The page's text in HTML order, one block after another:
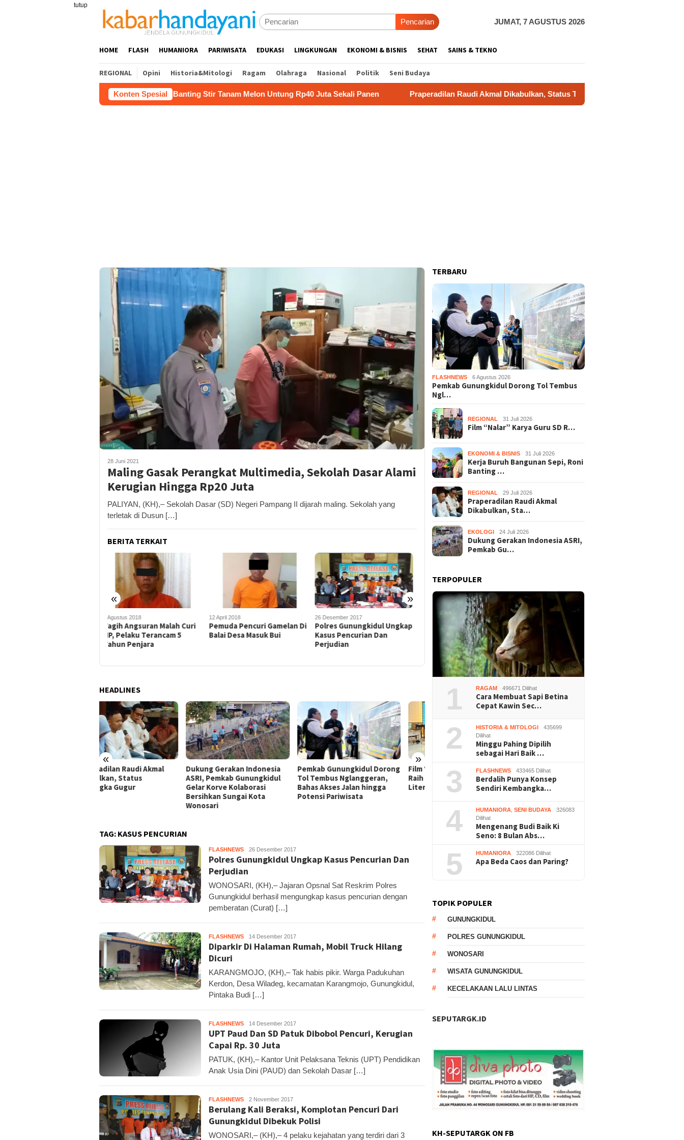
tutup
Pencarian JUMAT, 7 AGUSTUS 2026
HOME FLASH HUMANIORA PARIWISATA EDUKASI LINGKUNGAN EKONOMI & BISNIS SEHAT SAINS & TEKNO
REGIONAL Opini Historia&Mitologi Ragam Olahraga Nasional Politik Seni Budaya
Konten Spesial
Kerja Buruh Bangunan Sepi, Roni Banting Stir Tanam Melon Untung Rp40 Juta Sekali Panen Praperadilan Raudi Akmal Dikabulkan, Status Tersangka Gugur
28 Juni 2021
Maling Gasak Perangkat Multimedia, Sekolah Dasar Alami
Kerugian Hingga Rp20 Juta
PALIYAN, (KH),– Sekolah Dasar (SD) Negeri Pampang II dijarah maling. Sekolah yang
terletak di Dusun […]
BERITA TERKAIT
« »
12 April 2018
Pemuda Pencuri Gamelan Di
Balai Desa Masuk Bui
26 Desember 2017
Polres Gunungkidul Ungkap
Kasus Pencurian Dan
14 Desember 2017
Diparkir Di Halaman Rumah,
Mobil Truck Hilang Dicuri
1 Januari 2021
Saat Hendak Dibobol Alarm
Kotak Infak Berbunyi,
Pencuri Berhasil Diringkus
Warga
25 Oktober 2019
Curi 3 HP Dan Uang Rp. 10
Juta, Penjual Angkringan
Dibekuk Polisi
HEADLINES
« »
Dukung Gerakan Indonesia
ASRI, Pemkab Gunungkidul
Gelar Korve Kolaborasi
Pemkab Gunungkidul Dorong
Tol Tembus Nglanggeran,
Bahas Akses Jalan hingga
Potensi Pariwisata
Film “Nalar” Karya Guru SD
Raih Juara 1 Lomba Video
Literasi Gunungkidul 2026
Kerja Buruh Bangunan Sepi,
Roni Banting Stir Tanam
Melon Untung Rp40 Juta
Praperadilan Raudi Akmal
Dikabulkan, Status
Tersangka Gugur
TAG: KASUS PENCURIAN
FLASHNEWS Kandar
26 Desember 2017
Polres Gunungkidul Ungkap Kasus Pencurian Dan
Perjudian
WONOSARI, (KH),– Jajaran Opsnal Sat Reskrim Polres
Gunungkidul berhasil mengungkap kasus pencurian dengan
pemberatan (Curat) […]
FLASHNEWS Kandar
14 Desember 2017
Diparkir Di Halaman Rumah, Mobil Truck Hilang
Dicuri
KARANGMOJO, (KH),– Tak habis pikir. Warga Padukuhan
Kerdon, Desa Wiladeg, kecamatan Karangmojo, Gunungkidul,
Pintaka Budi […]
FLASHNEWS Kandar
14 Desember 2017
UPT Paud Dan SD Patuk Dibobol Pencuri, Kerugian
Capai Rp. 30 Juta
PATUK, (KH),– Kantor Unit Pelaksana Teknis (UPT) Pendidikan
Anak Usia Dini (PAUD) dan Sekolah Dasar […]
FLASHNEWS Kandar
2 November 2017
Berulang Kali Beraksi, Komplotan Pencuri Dari
Gunungkidul Dibekuk Polisi
WONOSARI,– (KH),– 4 pelaku kejahatan yang terdiri dari 3
TERBARU
FLASHNEWS 6 Agustus 2026
Pemkab Gunungkidul Dorong Tol Tembus
Ngl…
REGIONAL 31 Juli 2026
Film “Nalar” Karya Guru SD R…
EKONOMI & BISNIS 31 Juli 2026
Kerja Buruh Bangunan Sepi, Roni
Banting …
REGIONAL 29 Juli 2026
Praperadilan Raudi Akmal
Dikabulkan, Sta…
EKOLOGI 24 Juli 2026
Dukung Gerakan Indonesia ASRI,
Pemkab Gu…
TERPOPULER
1 RAGAM 496671 Dilihat
Cara Membuat Sapi Betina
Cepat Kawin Sec…
2 HISTORIA & MITOLOGI
435699
Dilihat
Minggu Pahing Dipilih
sebagai Hari Baik …
3 FLASHNEWS 433465 Dilihat
Berdalih Punya Konsep
Sendiri Kembangka…
4 HUMANIORA ,SENI BUDAYA
326083
Dilihat
Mengenang Budi Baik Ki
Seno: 8 Bulan Abs…
5 HUMANIORA 322086 Dilihat
Apa Beda Caos dan Paring?
TOPIK POPULER
GUNUNGKIDUL
POLRES GUNUNGKIDUL
WONOSARI
WISATA GUNUNGKIDUL
KECELAKAAN LALU LINTAS
SEPUTARGK.ID
KH-SEPUTARGK ON FB